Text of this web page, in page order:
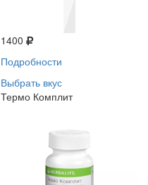
1400
Подробности
Выбрать вкус
Термо Комплит